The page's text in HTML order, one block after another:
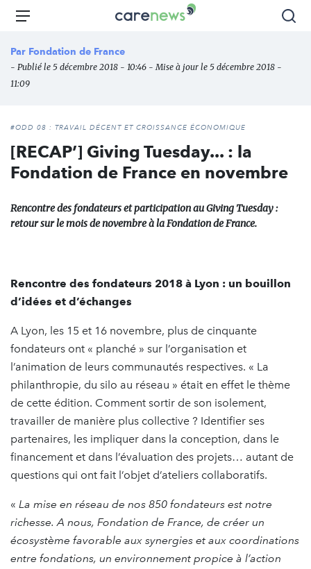
Aller
principal
Carenews,
des
Menu
Par Fondation de France
- Publié le 5 décembre 2018 - 10:46 - Mise à jour le 5 décembre 2018 -
11:09
#ODD 08 : TRAVAIL DÉCENT ET CROISSANCE ÉCONOMIQUE
[RECAP’] Giving Tuesday... : la
Fondation de France en novembre
Rencontre des fondateurs et participation au Giving Tuesday :
retour sur le mois de novembre à la Fondation de France.
Rencontre des fondateurs 2018 à Lyon : un bouillon
d’idées et d’échanges
A Lyon, les 15 et 16 novembre, plus de cinquante
fondateurs ont « planché » sur l’organisation et
l’animation de leurs communautés respectives. « La
philanthropie, du silo au réseau » était en effet le thème
de cette édition. Comment sortir de son isolement,
travailler de manière plus collective ? Identifier ses
partenaires, les impliquer dans la conception, dans le
financement et dans l’évaluation des projets… autant de
questions qui ont fait l’objet d’ateliers collaboratifs.
« La mise en réseau de nos 850 fondateurs est notre
richesse. A nous, Fondation de France, de créer un
écosystème favorable aux synergies et aux coordinations
entre fondations, un environnement propice à l’action